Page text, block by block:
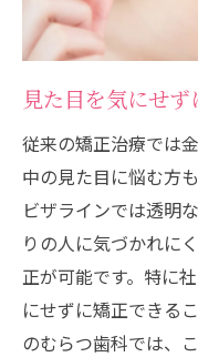
見た目を気にせ
従来の矯正治療では
中の見た目に悩む方
ビザラインでは透明
りの人に気づかれに
正が可能です。特に
にせずに矯正できる
のむらつ歯科では、